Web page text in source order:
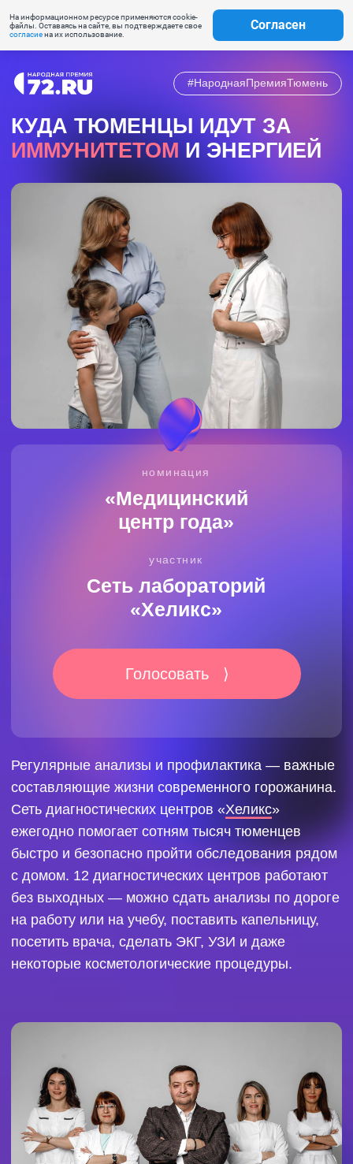
На информационном ресурсе применяются cookie-
файлы. Оставаясь на сайте, вы подтверждаете свое
согласиена их использование.
Согласен
составляющие жизни современного горожанина.
Сеть диагностических центров «
Хеликс
ежегодно помогает сотням тысяч тюменцев
быстро и безопасно пройти обследования рядом
на работу или на учебу, поставить капельницу,
посетить врача, сделать ЭКГ, УЗИ и даже
некоторые косметологические процедуры.
Распознать патологию на ранней стадии и
принять меры, поднять иммунитет и
восстановить энергию — всё это предлагают
тюменцев, например, пользуется популярностью
детоксикации и восстановлении водного
заболеваний и повышает стрессоустойчивость.
номинация
«Медицинский
центр года»
Сеть лабораторий
«Хеликс»
участник
КУДА ТЮМЕНЦЫ ИДУТ ЗА